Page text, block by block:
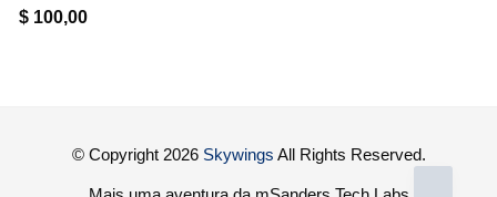
$ 100,00
© Copyright 2026 Skywings All Rights Reserved.